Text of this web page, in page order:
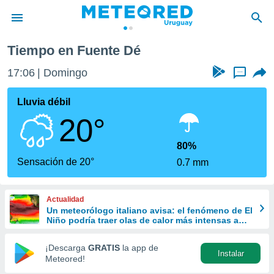
de
ha
para
que se
calidad.
a este
las
y
forma
digital
basada
Tiempo en Fuente Dé
17:06 Domingo ...
Lluvia débil
20°
Sensación de 20°
80%
0.7 mm
Actualidad
Un meteorólogo italiano avisa: el fenómeno de El
Niño podría traer olas de calor más intensas a
¡Descarga GRATIS la app de
Meteored!
Instalar